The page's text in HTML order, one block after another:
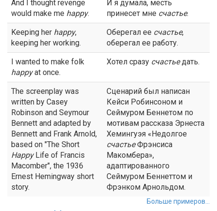
And I thought revenge
would make me happy.
И я думала, месть
принесет мне счастье.
Keeping her happy,
keeping her working.
Оберегал ее счастье,
оберегал ее работу.
I wanted to make folk
happyat once.
Хотел сразу счастьедать.
The screenplay was
written by Casey
Robinson and Seymour
Bennett and adapted by
Bennett and Frank Arnold,
based on "The Short
HappyLife of Francis
Macomber", the 1936
Ernest Hemingway short
story.
Сценарий был написан
Кейси Робинсоном и
Сеймуром Беннетом по
мотивам рассказа Эрнеста
Хемингуэя «Недолгое
счастьеФрэнсиса
Макомбера»,
адаптированного
Сеймуром Беннеттом и
Фрэнком Арнольдом.
Больше примеров...